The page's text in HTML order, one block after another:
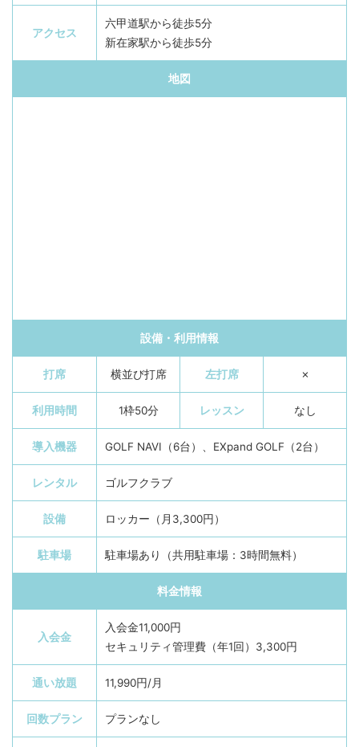
アクセス
六甲道駅から徒歩5分
新在家駅から徒歩5分
地図
設備・利用情報
打席 横並び打席 左打席 ✗
利用時間 1枠50分 レッスン なし
導入機器 GOLF NAVI（6台）、EXpand GOLF（2台）
レンタル ゴルフクラブ
設備 ロッカー（月3,300円）
駐車場 駐車場あり（共用駐車場：3時間無料）
料金情報
入会金
入会金11,000円
セキュリティ管理費（年1回）3,300円
通い放題 11,990円/月
回数プラン プランなし